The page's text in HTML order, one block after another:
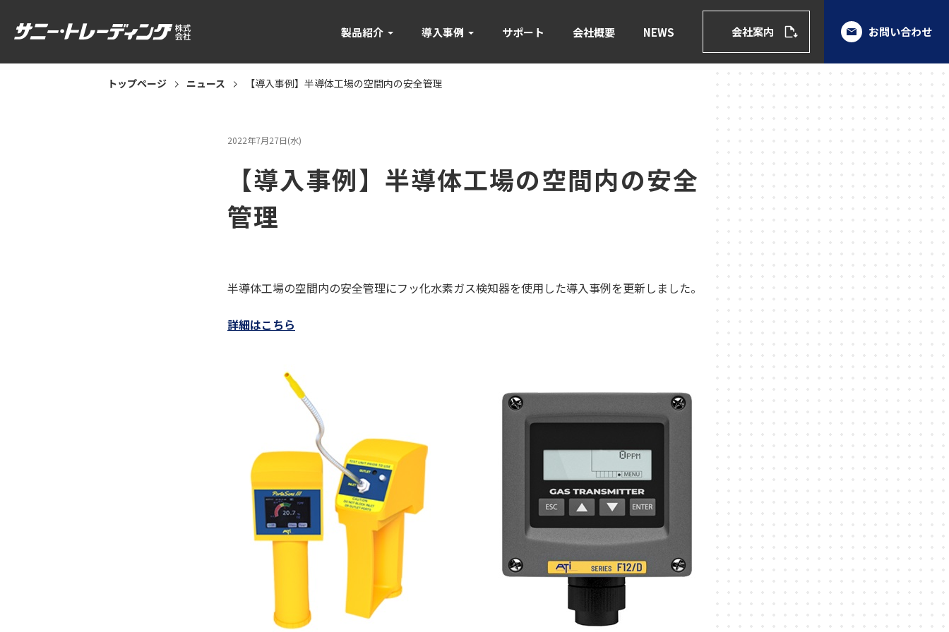
製品紹介 導入事例 サポート 会社概要 NEWS 会社案内 お問い合わせ
トップページ ニュース 【導入事例】半導体工場の空間内の安全管理
2022年7月27日(水)
【導入事例】半導体工場の空間内の安全
管理
半導体工場の空間内の安全管理にフッ化水素ガス検知器を使用した導入事例を更新しました。
詳細はこちら